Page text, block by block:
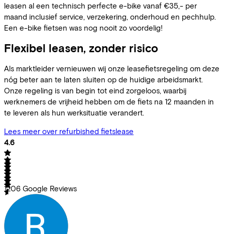
leasen al een technisch perfecte e-bike vanaf €35,- per
maand inclusief service, verzekering, onderhoud en pechhulp.
Een e-bike fietsen was nog nooit zo voordelig!
Flexibel leasen, zonder risico
Als marktleider vernieuwen wij onze leasefietsregeling om deze
nóg beter aan te laten sluiten op de huidige arbeidsmarkt.
Onze regeling is van begin tot eind zorgeloos, waarbij
werknemers de vrijheid hebben om de fiets na 12 maanden in
te leveren als hun werksituatie verandert.
Lees meer over refurbished fietslease
4.6
1206 Google Reviews